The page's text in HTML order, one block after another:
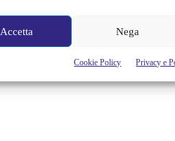
Accetta Nega
Cookie Policy Privacy e